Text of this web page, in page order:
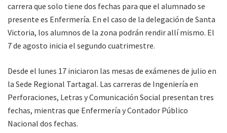
carrera que solo tiene dos fechas para que el alumnado se
presente es Enfermería. En el caso de la delegación de Santa
Victoria, los alumnos de la zona podrán rendir allí mismo. El
7 de agosto inicia el segundo cuatrimestre.
Desde el lunes 17 iniciaron las mesas de exámenes de julio en
la Sede Regional Tartagal. Las carreras de Ingeniería en
Perforaciones, Letras y Comunicación Social presentan tres
fechas, mientras que Enfermería y Contador Público
Nacional dos fechas.